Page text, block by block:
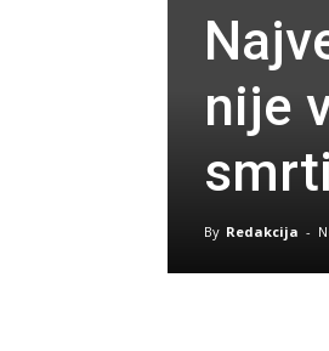
nije
By Redakcija -